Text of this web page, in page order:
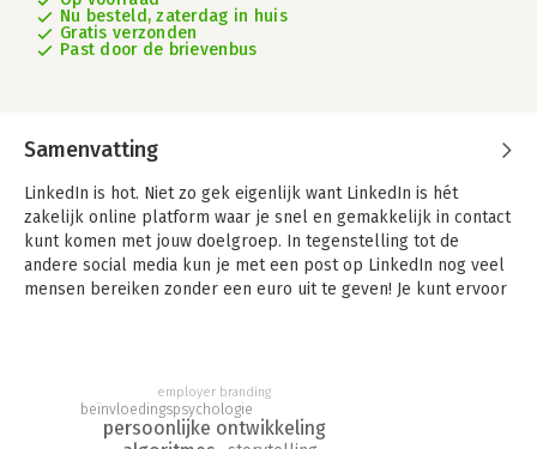
Nu besteld, zaterdag in huis
Gratis verzonden
Past door de brievenbus
Samenvatting
LinkedIn is hot. Niet zo gek eigenlijk want LinkedIn is hét
zakelijk online platform waar je snel en gemakkelijk in contact
kunt komen met jouw doelgroep. In tegenstelling tot de
andere social media kun je met een post op LinkedIn nog veel
mensen bereiken zonder een euro uit te geven! Je kunt ervoor
Na het lezen van dit boek zul je veel succesvoller zijn op
LinkedIn. Je leert hoe je een professioneel profiel opbouwt,
persoonlijke ontwikkeling
beïnvloedingspsychologie
employer branding